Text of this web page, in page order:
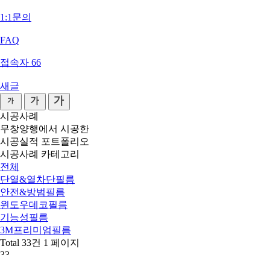
1:1문의
FAQ
접속자 66
새글
시공사례
무창양행에서 시공한
시공실적 포트폴리오
시공사례 카테고리
전체
단열&열차단필름
안전&방범필름
윈도우데코필름
기능성필름
3M프리미엄필름
Total 33건 1 페이지